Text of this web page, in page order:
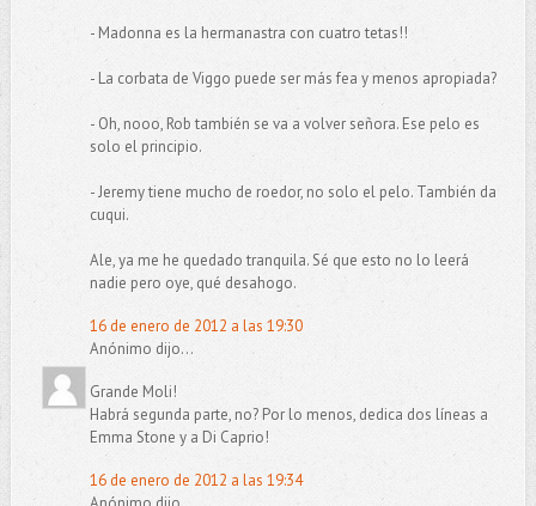
- Madonna es la hermanastra con cuatro tetas!!
- La corbata de Viggo puede ser más fea y menos apropiada?
- Oh, nooo, Rob también se va a volver señora. Ese pelo es
solo el principio.
- Jeremy tiene mucho de roedor, no solo el pelo. También da
cuqui.
Ale, ya me he quedado tranquila. Sé que esto no lo leerá
nadie pero oye, qué desahogo.
16 de enero de 2012 a las 19:30
Anónimo dijo...
Grande Moli!
Habrá segunda parte, no? Por lo menos, dedica dos líneas a
Emma Stone y a Di Caprio!
16 de enero de 2012 a las 19:34